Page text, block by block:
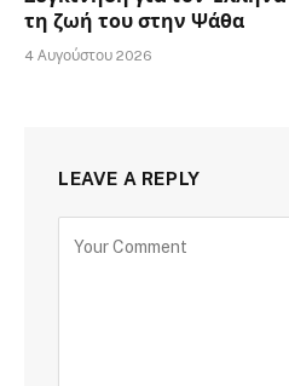
τη ζωή του στην Ψάθα
4 Αυγούστου 2026
LEAVE A REPLY